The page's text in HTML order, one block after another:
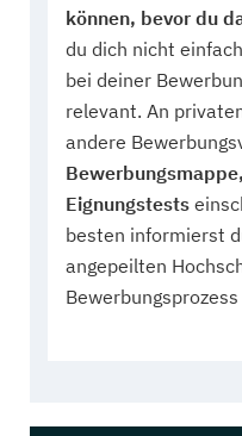
können, bevor du
du dich nicht
bei deiner
relevant. An
andere
Eignungstests
besten informierst
angepeilten